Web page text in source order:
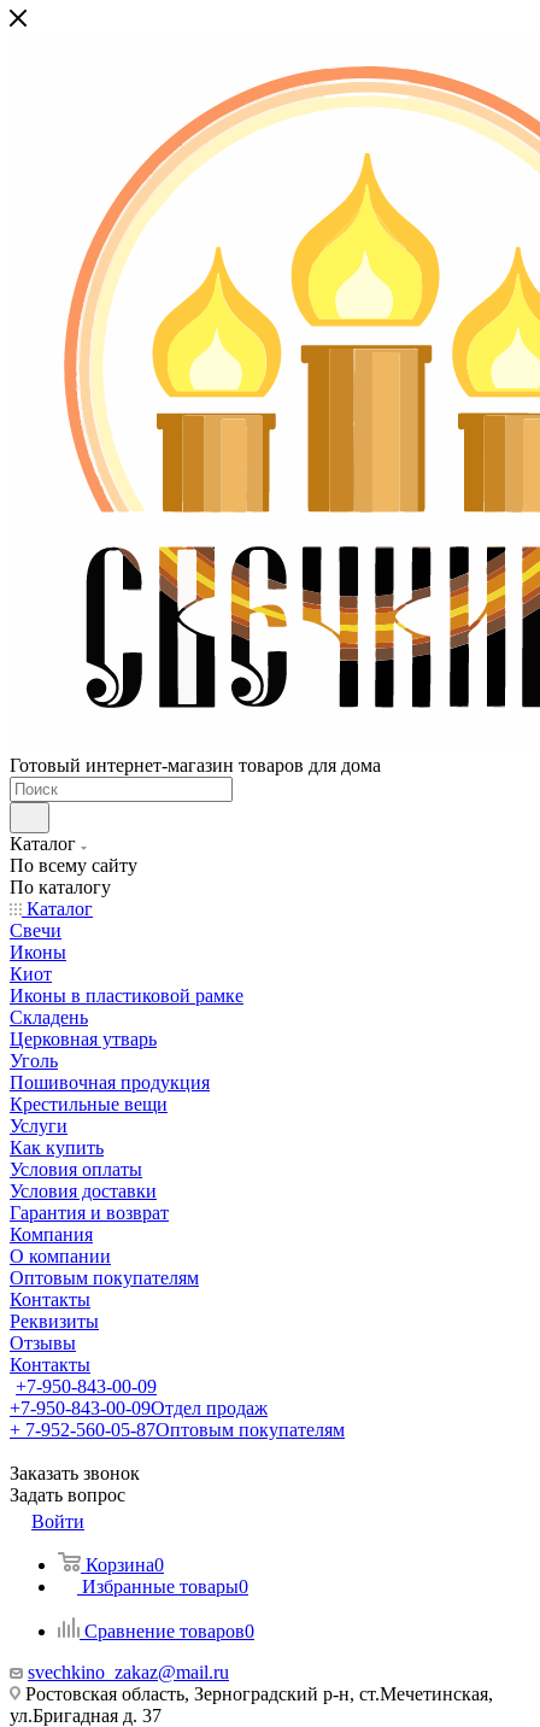
Готовый интернет-магазин товаров для дома
Каталог
По всему сайту
По каталогу
Каталог
Свечи
Иконы
Киот
Иконы в пластиковой рамке
Складень
Церковная утварь
Уголь
Пошивочная продукция
Крестильные вещи
Услуги
Как купить
Условия оплаты
Условия доставки
Гарантия и возврат
Компания
О компании
Оптовым покупателям
Контакты
Реквизиты
Отзывы
Контакты
+7-950-843-00-09
+7-950-843-00-09Отдел продаж
+ 7-952-560-05-87Оптовым покупателям
Заказать звонок
Задать вопрос
Войти
Корзина0
Избранные товары0
Сравнение товаров0
svechkino_zakaz@mail.ru
Ростовская область, Зерноградский р-н, ст.Мечетинская,
ул.Бригадная д. 37